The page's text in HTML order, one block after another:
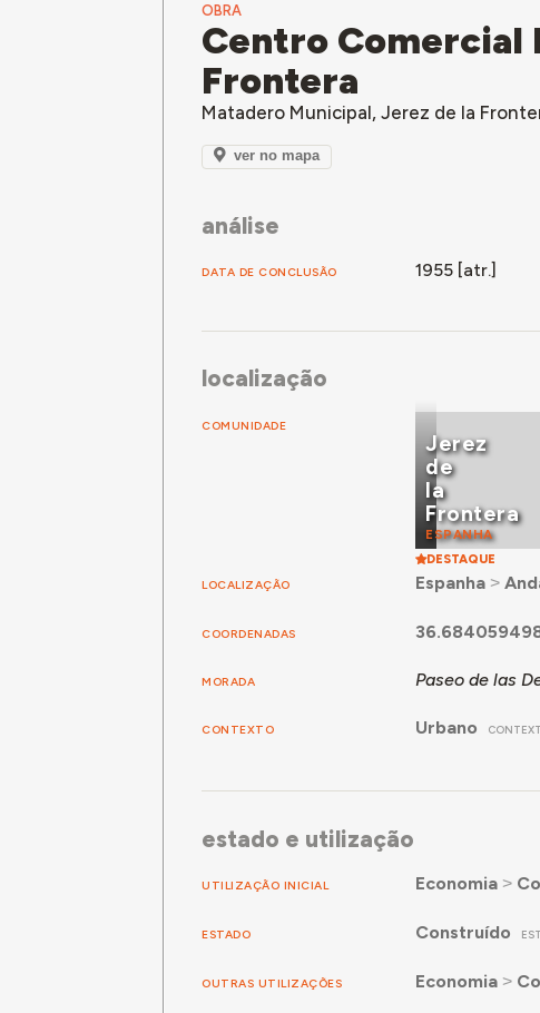
OBRA
Centro Comercial
Frontera
Matadero Municipal, Jerez de la
ver no mapa
análise
DATA DE CONCLUSÃO 1955 [atr.]
localização
COMUNIDADE
Jerez
de
la
Frontera
ESPANHA
DESTAQUE
LOCALIZAÇÃO Espanha˃
COORDENADAS
MORADA Paseo de las
CONTEXTO Urbano
estado e utilização
UTILIZAÇÃO INICIAL Economia˃
ESTADO Construído
OUTRAS UTILIZAÇÕES Economia˃